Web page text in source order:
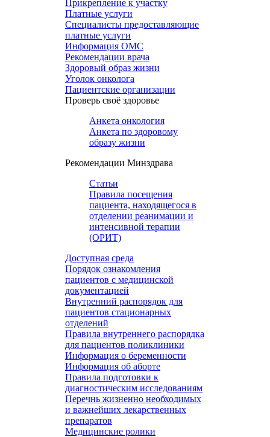
Прикрепление к участку
Платные услуги
Специалисты предоставляющие
платные услуги
Информация ОМС
Рекомендации врача
Здоровый образ жизни
Уголок онколога
Пациентские организации
Проверь своё здоровье
Анкета онкология
Анкета по здоровому
образу жизни
Рекомендации Минздрава
Статьи
Правила посещения
пациента, находящегося в
отделении реанимации и
интенсивной терапии
(ОРИТ)
Доступная среда
Порядок ознакомления
пациентов с медицинской
документацией
Внутренний распорядок для
пациентов стационарных
отделений
Правила внутреннего распорядка
для пациентов поликлиники
Информация о беременности
Информация об аборте
Правила подготовки к
диагностическим исследованиям
Перечнь жизненно необходимых
и важнейших лекарственных
препаратов
Медицинские ролики